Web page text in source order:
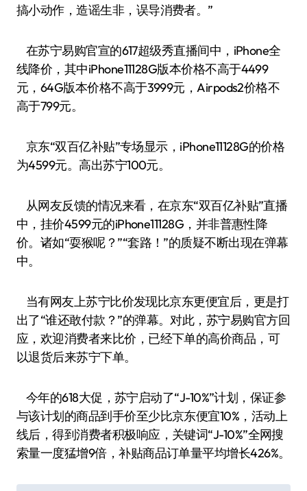
搞小动作，造谣生非，误导消费者。”
在苏宁易购官宣的617超级秀直播间中，iPhone全
线降价，其中iPhone11128G版本价格不高于4499
元，64G版本价格不高于3999元，Airpods2价格不
高于799元。
京东“双百亿补贴”专场显示，iPhone11128G的价格
为4599元。高出苏宁100元。
从网友反馈的情况来看，在京东“双百亿补贴”直播
中，挂价4599元的iPhone11128G，并非普惠性降
价。诸如“耍猴呢？”“套路！”的质疑不断出现在弹幕
中。
当有网友上苏宁比价发现比京东更便宜后，更是打
出了“谁还敢付款？”的弹幕。对此，苏宁易购官方回
应，欢迎消费者来比价，已经下单的高价商品，可
以退货后来苏宁下单。
今年的618大促，苏宁启动了“J-10%”计划，保证参
与该计划的商品到手价至少比京东便宜10%，活动上
线后，得到消费者积极响应，关键词“J-10%”全网搜
索量一度猛增9倍，补贴商品订单量平均增长426%。